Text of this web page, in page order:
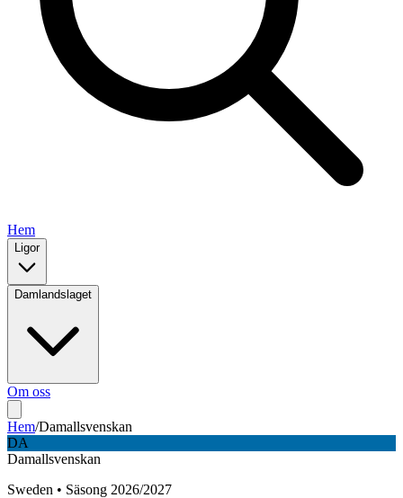
Hem
Ligor
Damlandslaget
Om oss
Hem/Damallsvenskan
DA
Damallsvenskan
Sweden • Säsong 2026/2027